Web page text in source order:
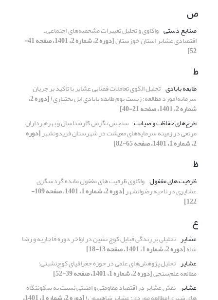
ص
صنایع دستی واکاوی و تحلیل تغییرات مشخصه‌های اجتماعی ـ
اقتصادی عشایر استان خوزستان [دوره 2، شماره 2، 1401، صفحه 41-
52]
ط
طایفه بابادی تحلیل الگوی تعاملات فضایی عشایر با تأکید بر جریان
سرمایه(مورد مطالعه: زیست بوم طایفه بابادی ایل بختیاری) [دوره 2،
شماره 2، 1401، صفحه 21-40]
طرح‌های حفاظت و صیانت سنجش نگرش کارشناسان و بهره‌برداران
مرتعی در زمینه سرمایه‌های معیشت در شهرستان فریدونشهر[دوره
2، شماره 1، 1401، صفحه 65-82]
ظ
ظرفیت های مغفول واکاوی ظرفیت های مغفول مانده گردشگری
عشایری در ناحیه رضوانشهر [دوره 2، شماره 1، 1401، صفحه 109-
122]
ع
عشایر تحلیلی بر زندگی قبایل کوچ نشین در اواخر دوره قاجاریه و رضا
شاه[دوره 2، شماره 1، 1401، صفحه 13-18]
عشایر تحلیل پژوهش‌‌های علمی در حوزه جغرافیای کوچ‌نشینی:
مطالعه علم‌‌سنجی[دوره 2، شماره 1، 1401، صفحه 39-52]
عشایر نقش عشایر در اقتصاد مقاومتی و امنیتی نسبت به سکونتگاه